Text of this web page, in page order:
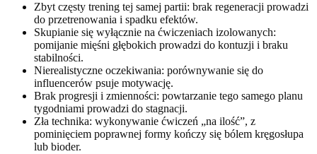
Zbyt częsty trening tej samej partii: brak regeneracji prowadzi
do przetrenowania i spadku efektów.
Skupianie się wyłącznie na ćwiczeniach izolowanych:
pomijanie mięśni głębokich prowadzi do kontuzji i braku
stabilności.
Nierealistyczne oczekiwania: porównywanie się do
influencerów psuje motywację.
Brak progresji i zmienności: powtarzanie tego samego planu
tygodniami prowadzi do stagnacji.
Zła technika: wykonywanie ćwiczeń „na ilość”, z
pominięciem poprawnej formy kończy się bólem kręgosłupa
lub bioder.